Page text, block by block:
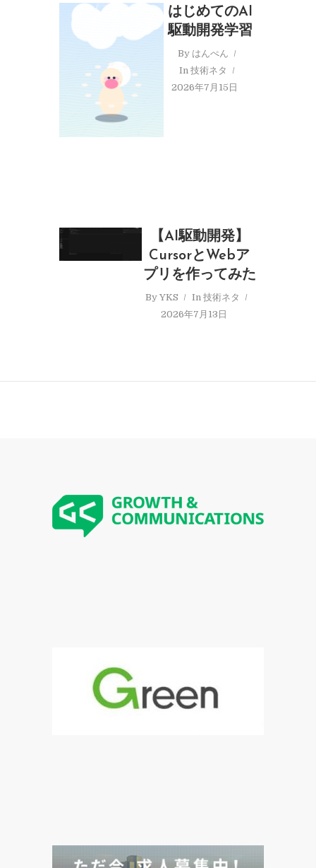
はじめてのAI
駆動開発学習
By はんぺん
In技術ネタ
2026年7月15日
【AI駆動開発】
CursorとWebア
プリを作ってみた
ByYKS In技術ネタ
2026年7月13日